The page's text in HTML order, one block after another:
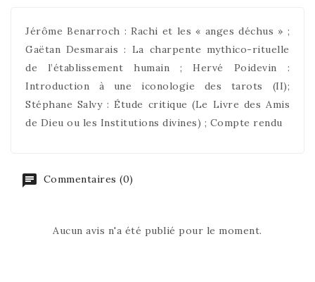
Jérôme Benarroch : Rachi et les « anges déchus » ;
Gaëtan Desmarais : La charpente mythico-rituelle
de l’établissement humain ; Hervé Poidevin :
Introduction à une iconologie des tarots (II);
Stéphane Salvy : Étude critique (Le Livre des Amis
de Dieu ou les Institutions divines) ; Compte rendu
Commentaires (0)
Aucun avis n'a été publié pour le moment.